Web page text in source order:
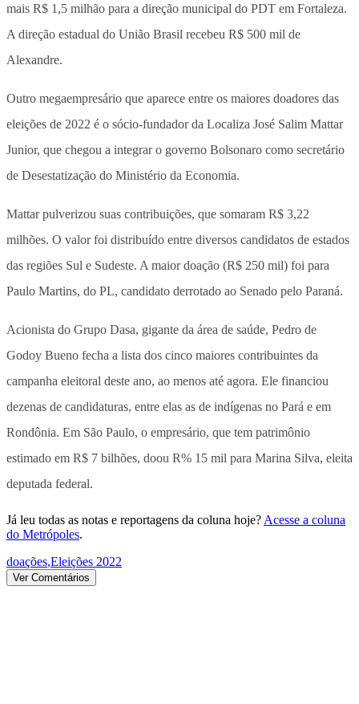
mais R$ 1,5 milhão para a direção municipal do PDT em Fortaleza.
A direção estadual do União Brasil recebeu R$ 500 mil de
Alexandre.
Outro megaempresário que aparece entre os maiores doadores das
eleições de 2022 é o sócio-fundador da Localiza José Salim Mattar
Junior, que chegou a integrar o governo Bolsonaro como secretário
de Desestatização do Ministério da Economia.
Mattar pulverizou suas contribuições, que somaram R$ 3,22
milhões. O valor foi distribuído entre diversos candidatos de estados
das regiões Sul e Sudeste. A maior doação (R$ 250 mil) foi para
Paulo Martins, do PL, candidato derrotado ao Senado pelo Paraná.
Acionista do Grupo Dasa, gigante da área de saúde, Pedro de
Godoy Bueno fecha a lista dos cinco maiores contribuintes da
campanha eleitoral deste ano, ao menos até agora. Ele financiou
dezenas de candidaturas, entre elas as de indígenas no Pará e em
Rondônia. Em São Paulo, o empresário, que tem patrimônio
estimado em R$ 7 bilhões, doou R% 15 mil para Marina Silva, eleita
deputada federal.
Já leu todas as notas e reportagens da coluna hoje? Acesse a coluna
do Metrópoles.
doações,Eleições 2022
Ver Comentários